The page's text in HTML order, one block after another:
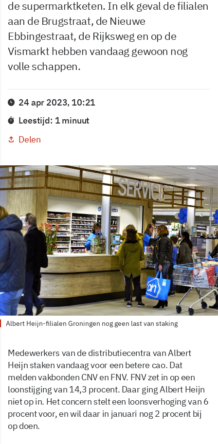
de supermarktketen. In elk geval de filialen
aan de Brugstraat, de Nieuwe
Ebbingestraat, de Rijksweg en op de
Vismarkt hebben vandaag gewoon nog
volle schappen.
24 apr 2023, 10:21
Leestijd: 1 minuut
Delen
Albert Heijn-filialen Groningen nog geen last van staking
Medewerkers van de distributiecentra van Albert
Heijn staken vandaag voor een betere cao. Dat
melden vakbonden CNV en FNV. FNV zet in op een
loonstijging van 14,3 procent. Daar ging Albert Heijn
niet op in. Het concern stelt een loonsverhoging van 6
procent voor, en wil daar in januari nog 2 procent bij
op doen.